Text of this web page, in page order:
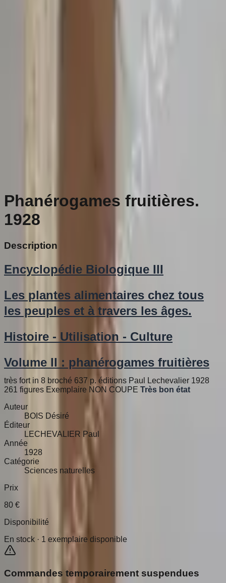
Phanérogames fruitières.
1928
Description
Encyclopédie Biologique III
Les plantes alimentaires chez tous
les peuples et à travers les âges.
Histoire - Utilisation - Culture
Volume II : phanérogames fruitières
très fort in 8 broché 637 p. éditions Paul Lechevalier 1928
261 figures Exemplaire NON COUPE Très bon état
Auteur
BOIS Désiré
Éditeur
LECHEVALIER Paul
Année
1928
Catégorie
Sciences naturelles
Prix
80 €
Disponibilité
En stock · 1 exemplaire disponible
Commandes temporairement suspendues